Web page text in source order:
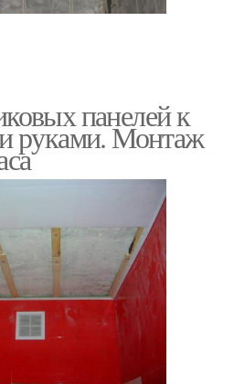
панелей к
руками. Монтаж